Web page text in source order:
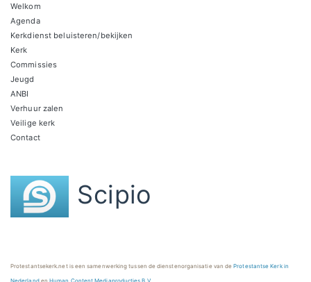
Welkom
Agenda
Kerkdienst beluisteren/bekijken
Kerk
Commissies
Jeugd
ANBI
Verhuur zalen
Veilige kerk
Contact
Scipio
Protestantsekerk.net is een samenwerking tussen de dienstenorganisatie van deProtestantse Kerk in
NederlandenHuman Content Mediaproducties B.V.